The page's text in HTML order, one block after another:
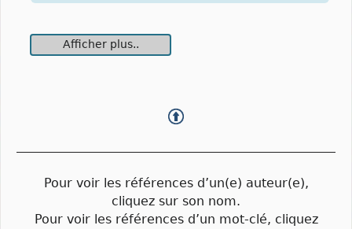
Afficher plus..
Pour voir les références d’un(e) auteur(e),
cliquez sur son nom.
Pour voir les références d’un mot-clé, cliquez